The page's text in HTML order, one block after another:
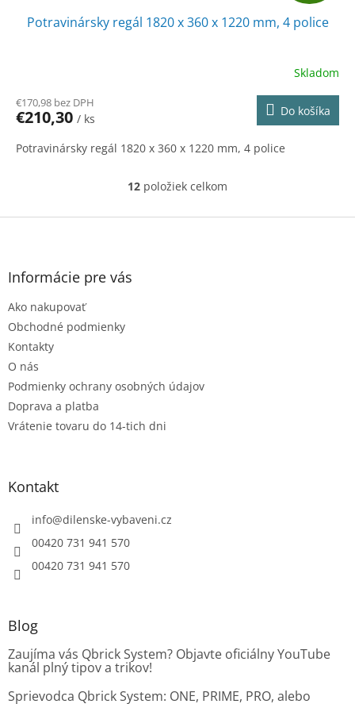
D
A
R
M
Potravinársky regál 1820 x 360 x 1220 mm, 4 police
Skladom
€170,98 bez DPH
€210,30 / ks
Do košíka
Potravinársky regál 1820 x 360 x 1220 mm, 4 police
O
l
y
12 položiek celkom
Z
Informácie pre vás
Ako nakupovať
Obchodné podmienky
Kontakty
O nás
Podmienky ochrany osobných údajov
Doprava a platba
Vrátenie tovaru do 14-tich dni
Kontakt
info@dilenske-vybaveni.cz
00420 731 941 570
00420 731 941 570
Blog
Zaujíma vás Qbrick System? Objavte oficiálny YouTube
kanál plný tipov a trikov!
Sprievodca Qbrick System: ONE, PRIME, PRO, alebo